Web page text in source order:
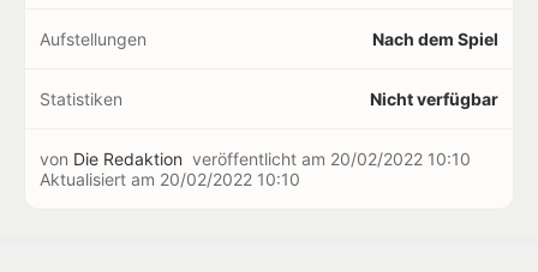
Aufstellungen Nach dem Spiel
Statistiken Nicht verfügbar
von Die Redaktion veröffentlicht am 20/02/2022 10:10
Aktualisiert am 20/02/2022 10:10